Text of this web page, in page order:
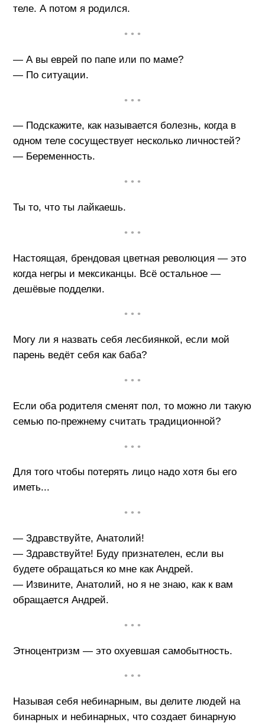
теле. А потом я родился.
• • •
— А вы еврей по папе или по маме?
— По ситуации.
• • •
— Подскажите, как называется болезнь, когда в
одном теле сосуществует несколько личностей?
— Беременность.
• • •
Ты то, что ты лайкаешь.
• • •
Настоящая, брендовая цветная революция — это
когда негры и мексиканцы. Всё остальное —
дешёвые подделки.
• • •
Могу ли я назвать себя лесбиянкой, если мой
парень ведёт себя как баба?
• • •
Если оба родителя сменят пол, то можно ли такую
семью по-прежнему считать традиционной?
• • •
Для того чтобы потерять лицо надо хотя бы его
иметь...
• • •
— Здравствуйте, Анатолий!
— Здравствуйте! Буду признателен, если вы
будете обращаться ко мне как Андрей.
— Извините, Анатолий, но я не знаю, как к вам
обращается Андрей.
• • •
Этноцентризм — это охуевшая самобытность.
• • •
Называя себя небинарным, вы делите людей на
бинарных и небинарных, что создает бинарную